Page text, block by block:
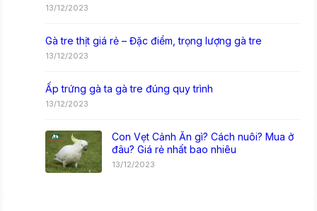
13/12/2023
Gà tre thịt giá rẻ – Đặc điểm, trọng lượng gà tre
13/12/2023
Ấp trứng gà ta gà tre đúng quy trình
13/12/2023
Con Vẹt Cảnh Ăn gì? Cách nuôi? Mua ở
đâu? Giá rẻ nhất bao nhiêu
13/12/2023